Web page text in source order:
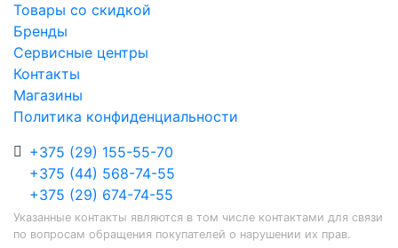
Товары со скидкой
Бренды
Сервисные центры
Контакты
Магазины
Политика конфиденциальности
+375 (29) 155-55-70
+375 (44) 568-74-55
+375 (29) 674-74-55
Указанные контакты являются в том числе контактами для связи
по вопросам обращения покупателей о нарушении их прав.